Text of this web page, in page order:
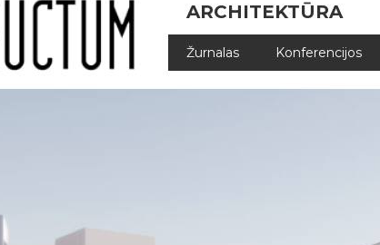
ARCHITEKTŪRA
Žurnalas Konferencijos